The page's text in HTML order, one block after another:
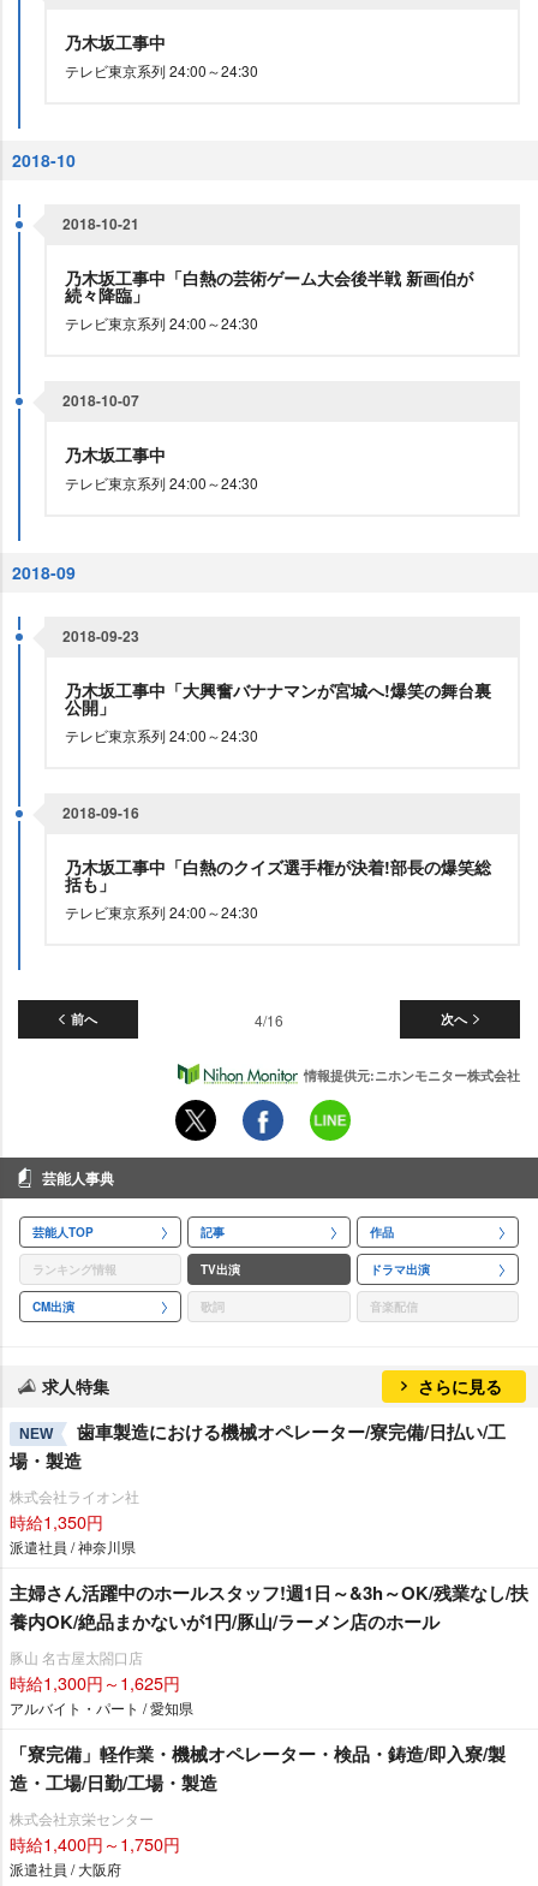
乃木坂工事中
テレビ東京系列 24:00～24:30
2018-10
2018-10-21
乃木坂工事中「白熱の芸術ゲーム大会後半戦 新画伯が
続々降臨」
テレビ東京系列 24:00～24:30
2018-10-07
乃木坂工事中
テレビ東京系列 24:00～24:30
2018-09
2018-09-23
乃木坂工事中「大興奮バナナマンが宮城へ!爆笑の舞台裏
公開」
テレビ東京系列 24:00～24:30
2018-09-16
乃木坂工事中「白熱のクイズ選手権が決着!部長の爆笑総
括も」
テレビ東京系列 24:00～24:30
前へ 次へ
4/16
情報提供元:ニホンモニター株式会社
芸能人事典
芸能人TOP 記事 作品
ランキング情報 TV出演 ドラマ出演
CM出演 歌詞 音楽配信
求人特集 さらに見る
NEW
歯車製造における機械オペレーター/寮完備/日払い/工
場・製造
株式会社ライオン社
時給1,350円
派遣社員 / 神奈川県
主婦さん活躍中のホールスタッフ!週1日～&3h～OK/残業なし/扶
養内OK/絶品まかないが1円/豚山/ラーメン店のホール
豚山 名古屋太閤口店
時給1,300円～1,625円
アルバイト・パート / 愛知県
「寮完備」軽作業・機械オペレーター・検品・鋳造/即入寮/製
造・工場/日勤/工場・製造
株式会社京栄センター
時給1,400円～1,750円
派遣社員 / 大阪府